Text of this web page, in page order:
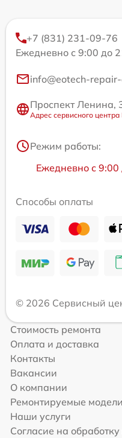
+7 (831) 231-09-76
Ежедневно с 9:00 до
info@eotech-
Проспект Ленина,
Адрес сервисного центра
Режим работы:
Ежедневно с 9:00
Способы оплаты
© 2026 Сервисный
Стоимость ремонта
Оплата и доставка
Контакты
Вакансии
О компании
Ремонтируемые модели
Наши услуги
Согласие на